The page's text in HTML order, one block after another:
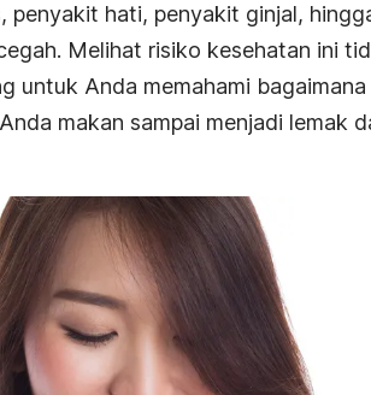
penyakit hati, penyakit ginjal,
Melihat risiko kesehatan ini
untuk Anda memahami
makan sampai menjadi lemak